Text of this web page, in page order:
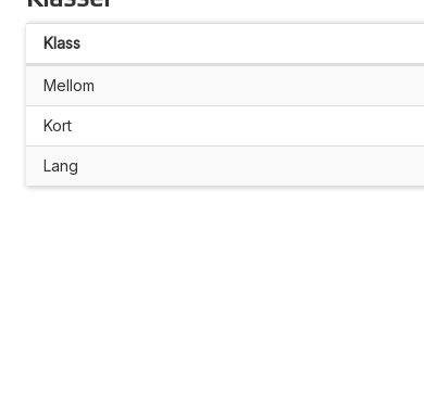
Klass
Mellom
Kort
Lang